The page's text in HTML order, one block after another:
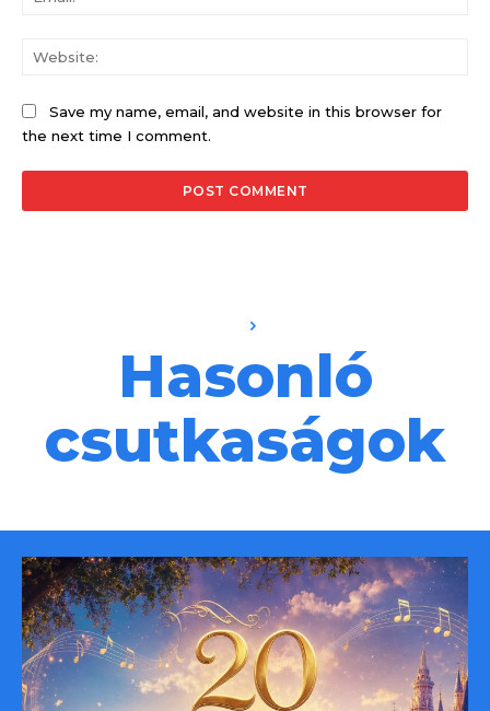
Save my name, email, and website in this browser for
the next time I comment.
Hasonló
csutkaságok